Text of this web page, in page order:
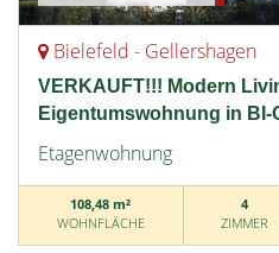
Bielefeld - Gellershagen
VERKAUFT!!! Modern
Eigentumswohnung in BI-
Etagenwohnung
108,48 m²
WOHNFLÄCHE
4
ZIMMER